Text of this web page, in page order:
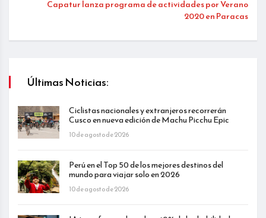
Capatur lanza programa de actividades por Verano
2020 en Paracas
Últimas Noticias:
Ciclistas nacionales y extranjeros recorrerán
Cusco en nueva edición de Machu Picchu Epic
10 de agosto de 2026
Perú en el Top 50 de los mejores destinos del
mundo para viajar solo en 2026
10 de agosto de 2026